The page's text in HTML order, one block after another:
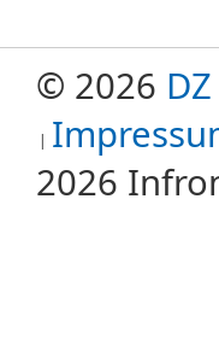
© 2026
2026